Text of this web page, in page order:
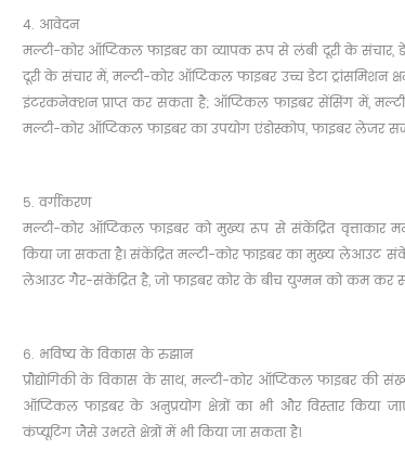
4. आवेदन
मल्टी-कोर ऑप्टिकल फाइबर का व्यापक रूप से लंबी दूरी के संचार,
दूरी के संचार में, मल्टी-कोर ऑप्टिकल फाइबर उच्च डेटा ट्रांसमिशन
इंटरकनेक्शन प्राप्त कर सकता है; ऑप्टिकल फाइबर सेंसिंग में,
मल्टी-कोर ऑप्टिकल फाइबर का उपयोग एंडोस्कोप, फाइबर लेजर
5. वर्गीकरण
मल्टी-कोर ऑप्टिकल फाइबर को मुख्य रूप से संकेंद्रित वृत्ताकार
किया जा सकता है। संकेंद्रित मल्टी-कोर फाइबर का मुख्य लेआउट
लेआउट गैर-संकेंद्रित है, जो फाइबर कोर के बीच युग्मन को कम कर
6. भविष्य के विकास के रुझान
प्रौद्योगिकी के विकास के साथ, मल्टी-कोर ऑप्टिकल फाइबर की
ऑप्टिकल फाइबर के अनुप्रयोग क्षेत्रों का भी और विस्तार किया
कंप्यूटिंग जैसे उभरते क्षेत्रों में भी किया जा सकता है।